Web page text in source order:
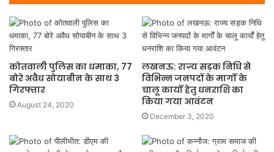
कोतवाली पुलिस का धमाका, 77
बोरे अवैध सोयाबीन के साथ 3
गिरफ्तार
August 24, 2020
लखनऊ: राज्य सड़क निधि से
विभिन्न जनपदों के मार्गों के
चालू कार्यों हेतु धनराशि का
किया गया आवंटन
December 3, 2020